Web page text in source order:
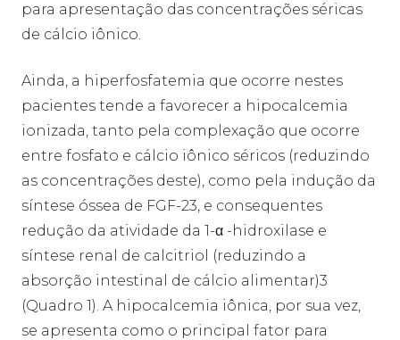
para apresentação das concentrações séricas
de cálcio iônico.
Ainda, a hiperfosfatemia que ocorre nestes
pacientes tende a favorecer a hipocalcemia
ionizada, tanto pela complexação que ocorre
entre fosfato e cálcio iônico séricos (reduzindo
as concentrações deste), como pela indução da
síntese óssea de FGF-23, e consequentes
redução da atividade da 1-α -hidroxilase e
síntese renal de calcitriol (reduzindo a
absorção intestinal de cálcio alimentar)3
(Quadro 1). A hipocalcemia iônica, por sua vez,
se apresenta como o principal fator para